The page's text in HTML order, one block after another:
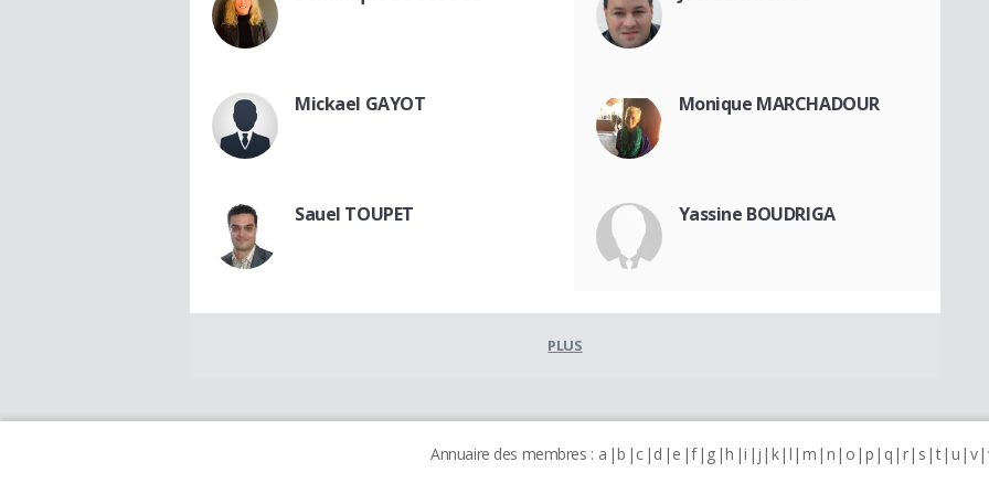
Mickael GAYOT Monique MARCHADOUR
Sauel TOUPET Yassine BOUDRIGA
PLUS
Annuaire des membres : a b c d e f g h i j k l m n o p q r s t u v